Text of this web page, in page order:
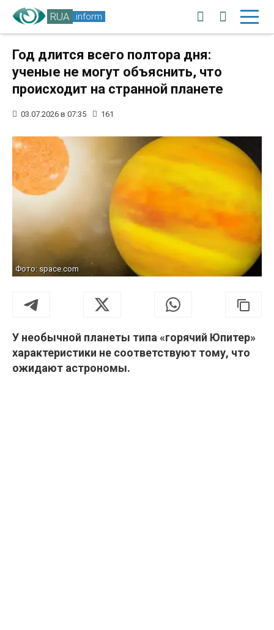
RUA inform
Год длится всего полтора дня:
ученые не могут объяснить, что
происходит на странной планете
03.07.2026 в 07:35 161
Фото: space.com
У необычной планеты типа «горячий Юпитер»
характеристики не соответствуют тому, что
ожидают астрономы.